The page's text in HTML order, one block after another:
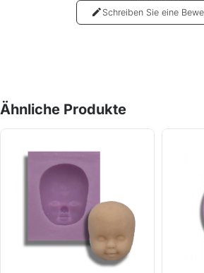
Schreiben Sie eine
Ähnliche Produkte